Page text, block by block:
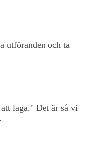
utföranden och ta
laga." Det är så vi